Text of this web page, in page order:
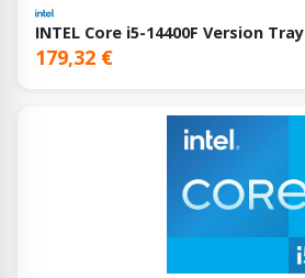
INTEL Core i5-14400F Version Tray
179,32 €